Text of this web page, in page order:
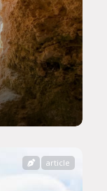
article